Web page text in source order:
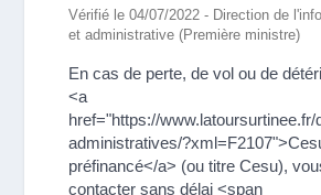
Vérifié le 04/07/2022 - Direction de
et administrative (Première ministre)
En cas de perte, de vol ou de
<a
href="https://
administratives/
préfinancé</a> (ou titre Cesu),
contacter sans délai <span